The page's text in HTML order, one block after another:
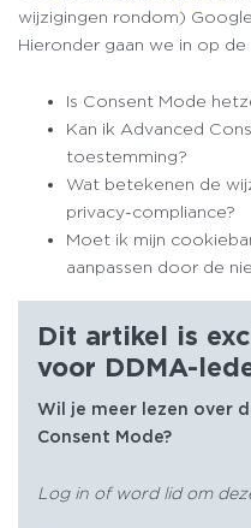
wijzigingen rondom)
Hieronder gaan we in op
Is Consent Mode
Kan ik Advanced
toestemming?
Wat betekenen de
privacy-compliance?
Moet ik mijn
aanpassen door de
Dit artikel is
voor DDMA-
Wil je meer lezen over
Consent Mode?
Log in of word lid om